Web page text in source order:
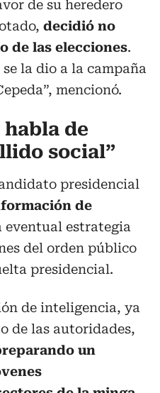
de su heredero
decidió no
de las elecciones.
la dio a la campaña
mencionó.
habla de
social”
presidencial
de
eventual estrategia
del orden público
presidencial.
de inteligencia, ya
de las autoridades,
un